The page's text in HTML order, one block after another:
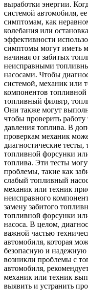
выработки энергии.
системой автомобиля,
симптомам, как
колебания или
эффективности
симптомы могут иметь
начиная от забитых
неисправными
насосами. Чтобы
системой, механик или
компонентов
топливный фильтр,
Они также могут
чтобы проверить работу
давления топлива. В
проверкам механик
диагностические тесты,
топливной форсунки
топлива. Эти тесты
проблемы, такие как
слабый топливный
механик или техник
неисправного
замену забитого
топливной форсунки
насоса. В целом,
важной частью
автомобиля, которая
безопасную и надежную
возникли проблемы с
автомобиля,
механик или техник
выявить и устранить